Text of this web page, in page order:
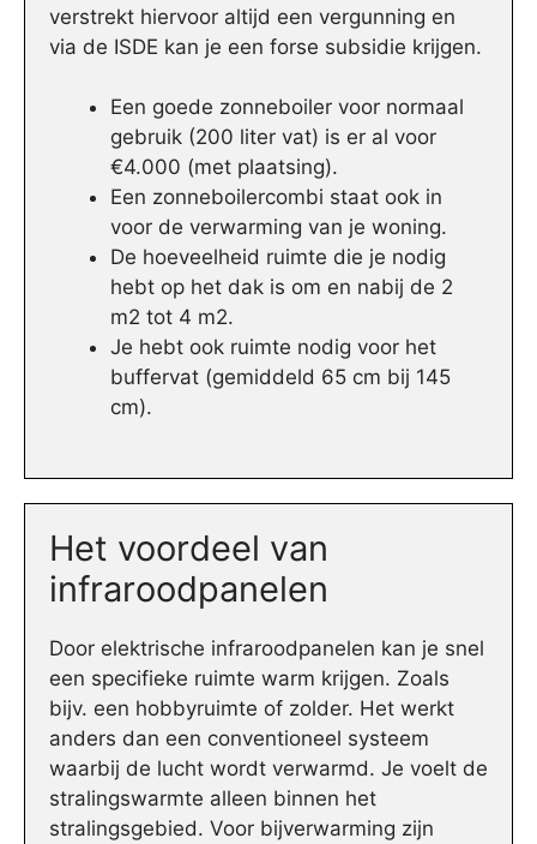
verstrekt hiervoor altijd een vergunning en
via de ISDE kan je een forse subsidie krijgen.
Een goede zonneboiler voor normaal
gebruik (200 liter vat) is er al voor
€4.000 (met plaatsing).
Een zonneboilercombi staat ook in
voor de verwarming van je woning.
De hoeveelheid ruimte die je nodig
hebt op het dak is om en nabij de 2
m2 tot 4 m2.
Je hebt ook ruimte nodig voor het
buffervat (gemiddeld 65 cm bij 145
cm).
Het voordeel van
infraroodpanelen
Door elektrische infraroodpanelen kan je snel
een specifieke ruimte warm krijgen. Zoals
bijv. een hobbyruimte of zolder. Het werkt
anders dan een conventioneel systeem
waarbij de lucht wordt verwarmd. Je voelt de
stralingswarmte alleen binnen het
stralingsgebied. Voor bijverwarming zijn